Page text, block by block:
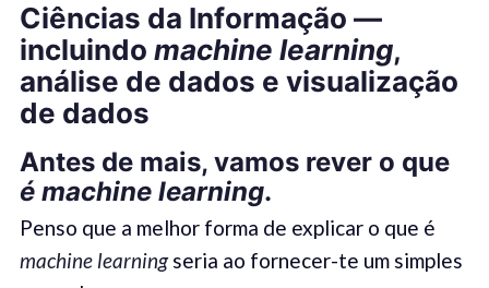
Ciências da Informação —
incluindo machine learning,
análise de dados e visualização
de dados
Antes de mais, vamos rever o que
é machine learning.
Penso que a melhor forma de explicar o que é
machine learningseria ao fornecer-te um simples